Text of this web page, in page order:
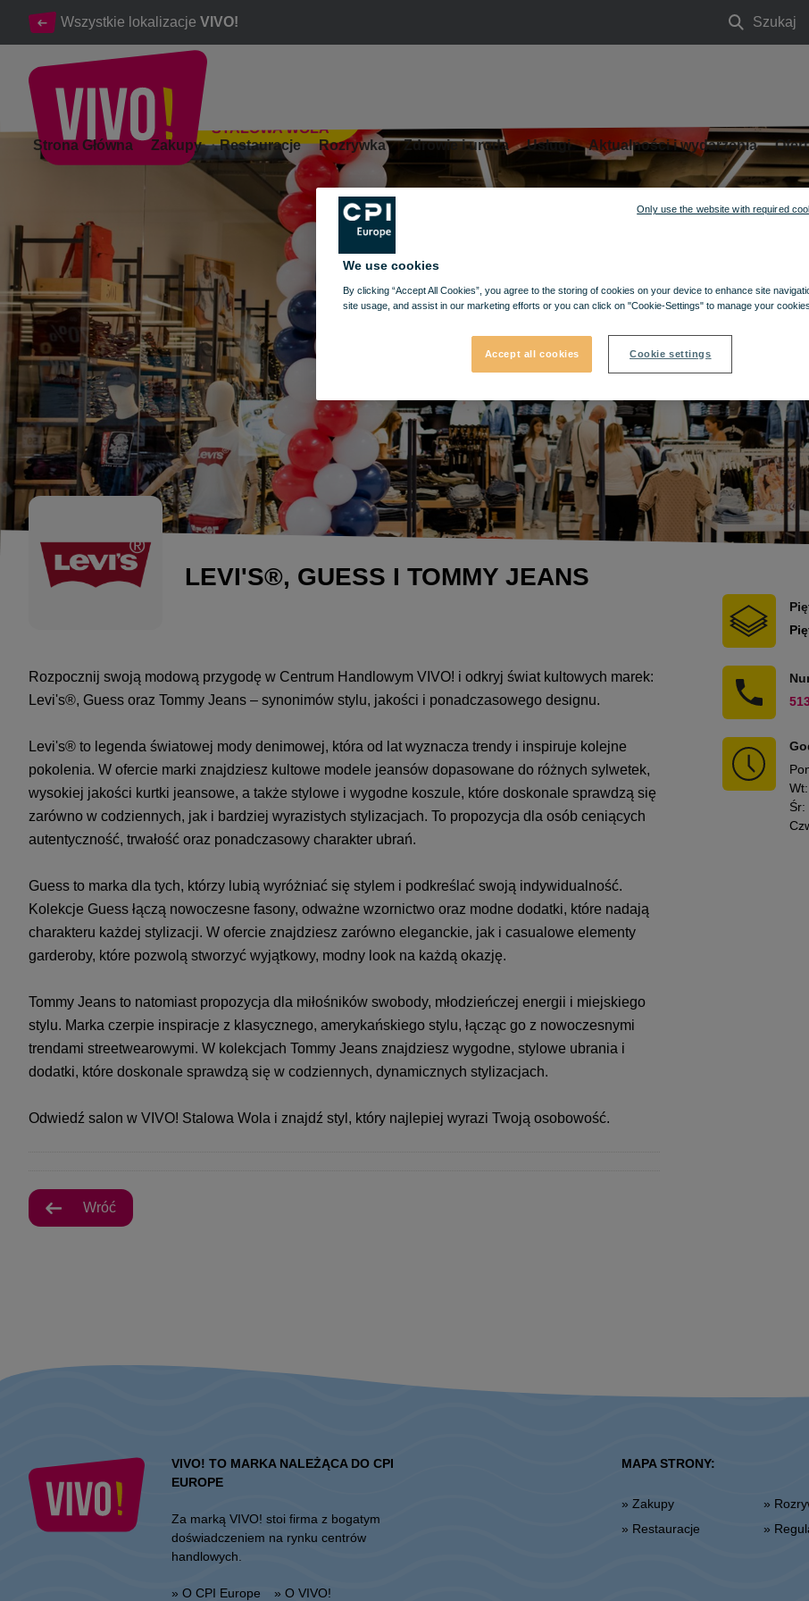
Wszystkie lokalizacje VIVO! Szukaj
Szukaj
STALOWA WOLA
Strona Główna Zakupy Restauracje Rozrywka Zdrowie i uroda Usługi Aktualności i wydarzenia
LEVI'S®, GUESS I TOMMY JEANS
LEVI'S®, GUESS I TOMMY JEANS
Rozpocznij swoją modową przygodę w Centrum Handlowym VIVO! i odkryj świat kultowych marek:
Levi's®, Guess oraz Tommy Jeans – synonimów stylu, jakości i ponadczasowego designu.
Levi's® to legenda światowej mody denimowej, która od lat wyznacza trendy i inspiruje kolejne
pokolenia. W ofercie marki znajdziesz kultowe modele jeansów dopasowane do różnych sylwetek,
wysokiej jakości kurtki jeansowe, a także stylowe i wygodne koszule, które doskonale sprawdzą się
zarówno w codziennych, jak i bardziej wyrazistych stylizacjach. To propozycja dla osób ceniących
autentyczność, trwałość oraz ponadczasowy charakter ubrań.
Guess to marka dla tych, którzy lubią wyróżniać się stylem i podkreślać swoją indywidualność.
Kolekcje Guess łączą nowoczesne fasony, odważne wzornictwo oraz modne dodatki, które nadają
charakteru każdej stylizacji. W ofercie znajdziesz zarówno eleganckie, jak i casualowe elementy
garderoby, które pozwolą stworzyć wyjątkowy, modny look na każdą okazję.
Tommy Jeans to natomiast propozycja dla miłośników swobody, młodzieńczej energii i miejskiego
stylu. Marka czerpie inspiracje z klasycznego, amerykańskiego stylu, łącząc go z nowoczesnymi
trendami streetwearowymi. W kolekcjach Tommy Jeans znajdziesz wygodne, stylowe ubrania i
dodatki, które doskonale sprawdzą się w codziennych, dynamicznych stylizacjach.
Odwiedź salon w VIVO! Stalowa Wola i znajdź styl, który najlepiej wyrazi Twoją osobowość.
Wróć
Wt:
Śr:
VIVO! TO MARKA NALEŻĄCA DO CPI
EUROPE
Za marką VIVO! stoi firma z bogatym
doświadczeniem na rynku centrów
handlowych.
» O CPI Europe » O VIVO!
MAPA STRONY:
» Zakupy
» Restauracje
»
»
We use cookies
By clicking “Accept All Cookies”, you agree to the storing of cookies on your device to enhance site
site usage, and assist in our marketing efforts or you can click on "Cookie-Settings" to manage your
Accept all cookies Cookie settings
Only use the website with required